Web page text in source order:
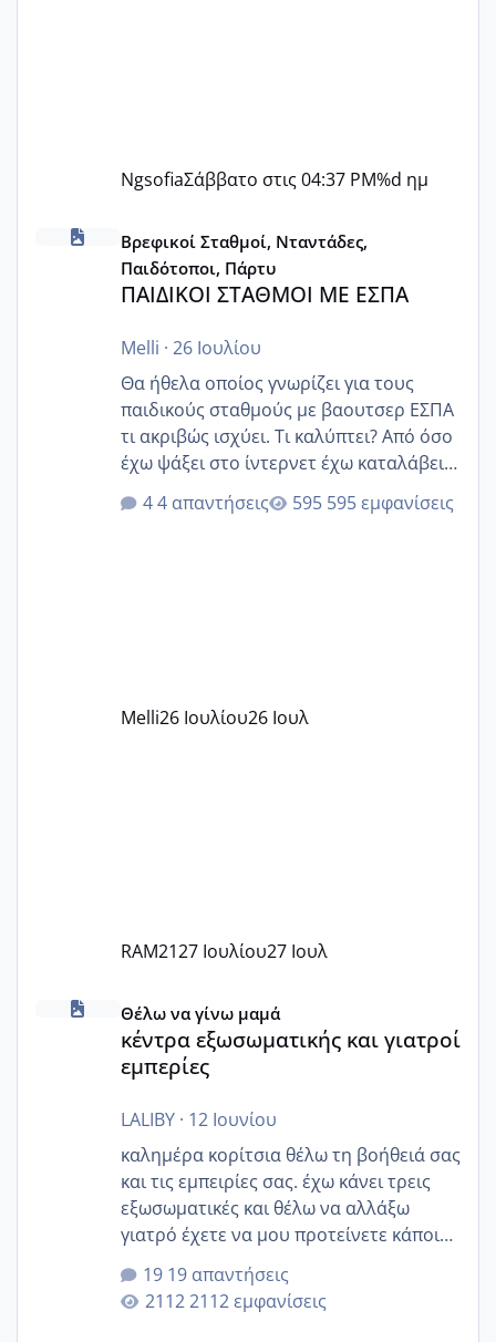
NgsofiaΣάββατο στις 04:37 PM%d ημ
ΠΑΙΔΙΚΟΙ ΣΤΑΘΜΟΙ ΜΕ ΕΣΠΑ
Βρεφικοί Σταθμοί, Νταντάδες,
Παιδότοποι, Πάρτυ
ΠΑΙΔΙΚΟΙ ΣΤΑΘΜΟΙ ΜΕ ΕΣΠΑ
Melli · 26 Ιουλίου
Θα ήθελα οποίος γνωρίζει για τους
παιδικούς σταθμούς με βαουτσερ ΕΣΠΑ
τι ακριβώς ισχύει. Τι καλύπτει? Από όσο
έχω ψάξει στο ίντερνετ έχω καταλάβει
ότι το βαουτσερ καλύπτει όλα τα
δίδακτρα και τα τροφεια του ιδιωτικού
Εγώ πήγα σε έναν ιδιωτικό παιδικό στ
4 απαντήσεις 595 εμφανίσεις
Melli26 Ιουλίου26 Ιουλ
RAM2127 Ιουλίου27 Ιουλ
κέντρα εξωσωματικής και γιατροί εμπερίες
Θέλω να γίνω μαμά
κέντρα εξωσωματικής και γιατροί
εμπερίες
LALIBY· 12 Ιουνίου
καλημέρα κορίτσια θέλω τη βοήθειά σας
και τις εμπειρίες σας. έχω κάνει τρεις
εξωσωματικές και θέλω να αλλάξω
γιατρό έχετε να μου προτείνετε κάποιον
που μείνατε ευχαριστημένες και είχατε
επιιτυχία? έκανα στο υγεία με τον
ζερβομανωλάκη (δεν το εψαξε καθόλου
19 απαντήσεις
2112 εμφανίσεις